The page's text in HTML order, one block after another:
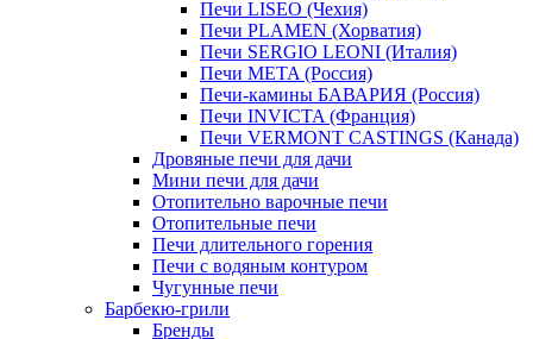
Печи LISEO (Чехия)
Печи PLAMEN (Хорватия)
Печи SERGIO LEONI (Италия)
Печи META (Россия)
Печи-камины БАВАРИЯ (Россия)
Печи INVICTA (Франция)
Печи VERMONT CASTINGS (Канада)
Дровяные печи для дачи
Мини печи для дачи
Отопительно варочные печи
Отопительные печи
Печи длительного горения
Печи с водяным контуром
Чугунные печи
Барбекю-грили
Бренды